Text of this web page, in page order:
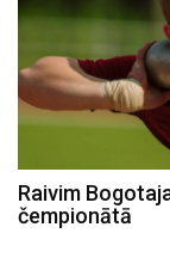
Raivim
čempionātā